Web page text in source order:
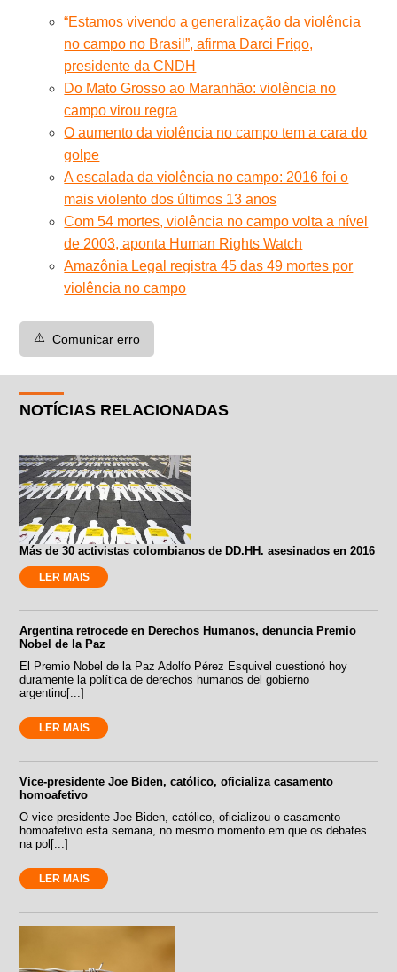
“Estamos vivendo a generalização da violência
no campo no Brasil”, afirma Darci Frigo,
presidente da CNDH
Do Mato Grosso ao Maranhão: violência no
campo virou regra
O aumento da violência no campo tem a cara do
golpe
A escalada da violência no campo: 2016 foi o
mais violento dos últimos 13 anos
Com 54 mortes, violência no campo volta a nível
de 2003, aponta Human Rights Watch
Amazônia Legal registra 45 das 49 mortes por
violência no campo
⚠️ Comunicar erro
NOTÍCIAS RELACIONADAS
Más de 30 activistas colombianos de DD.HH. asesinados en 2016
LER MAIS
Argentina retrocede en Derechos Humanos, denuncia Premio
Nobel de la Paz
El Premio Nobel de la Paz Adolfo Pérez Esquivel cuestionó hoy
duramente la política de derechos humanos del gobierno
argentino[...]
LER MAIS
Vice-presidente Joe Biden, católico, oficializa casamento
homoafetivo
O vice-presidente Joe Biden, católico, oficializou o casamento
homoafetivo esta semana, no mesmo momento em que os debates
na pol[...]
LER MAIS